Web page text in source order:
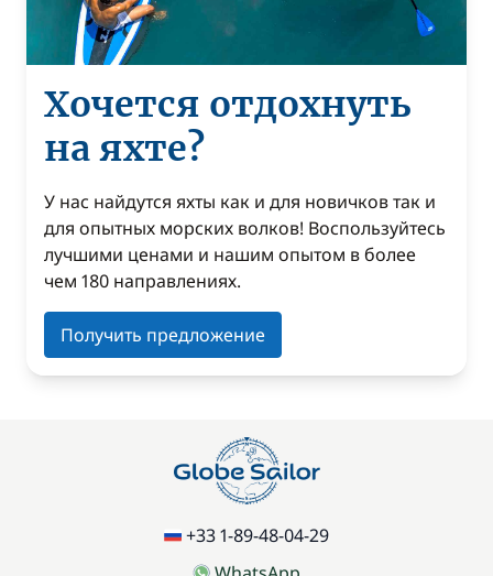
Хочется отдохнуть
на яхте?
У нас найдутся яхты как и для новичков так и
для опытных морских волков! Воспользуйтесь
лучшими ценами и нашим опытом в более
чем 180 направлениях.
Получить предложение
+33 1-89-48-04-29